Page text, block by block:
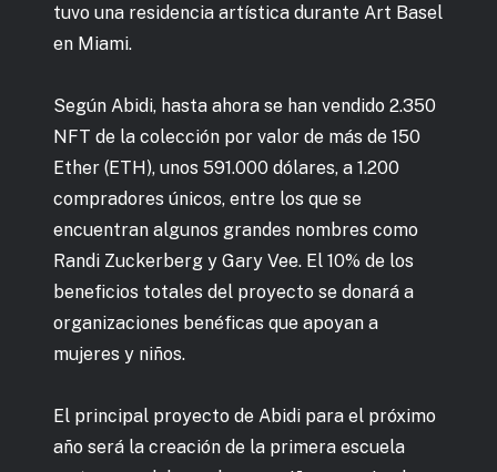
tuvo una residencia artística durante Art Basel
en Miami.
Según Abidi, hasta ahora se han vendido 2.350
NFT de la colección por valor de más de 150
Ether (ETH), unos 591.000 dólares, a 1.200
compradores únicos, entre los que se
encuentran algunos grandes nombres como
Randi Zuckerberg y Gary Vee. El 10% de los
beneficios totales del proyecto se donará a
organizaciones benéficas que apoyan a
mujeres y niños.
El principal proyecto de Abidi para el próximo
año será la creación de la primera escuela